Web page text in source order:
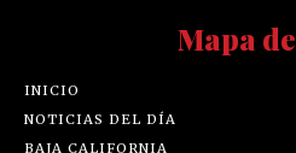
Mapa
INICIO
NOTICIAS DEL DÍA
BAJA CALIFORNIA